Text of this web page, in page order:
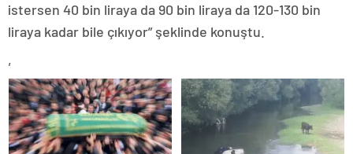
istersen 40 bin liraya da 90 bin liraya da 120-130 bin
liraya kadar bile çıkıyor” şeklinde konuştu.
,